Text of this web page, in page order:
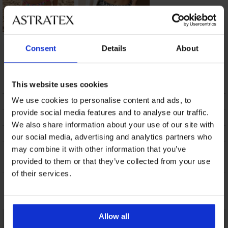
Consent Details About
This website uses cookies
We use cookies to personalise content and ads, to
provide social media features and to analyse our traffic.
We also share information about your use of our site with
our social media, advertising and analytics partners who
may combine it with other information that you’ve
provided to them or that they’ve collected from your use
of their services.
Allow all
две части Sunny
бански костюм от
Duara
ОПИСАНИЕ
ТРАНСПОРТ И ПЛАЩАНЕ
СМЯНА
ПОДДРЪЖКА И ПРАНЕ
ЗА МАРКАТА
Може да ви хареса